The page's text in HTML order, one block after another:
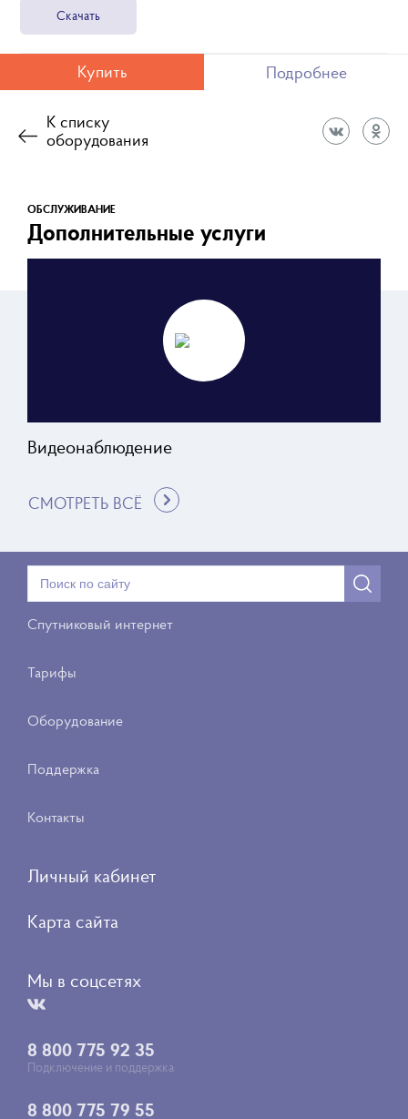
Скачать
Купить Подробнее
К списку
оборудования
ОБСЛУЖИВАНИЕ
Дополнительные услуги
Видеонаблюдение
СМОТРЕТЬ ВСЁ
Спутниковый интернет
Тарифы
Оборудование
Поддержка
Контакты
Личный кабинет
Карта сайта
Мы в соцсетях
8 800 775 92 35
Подключение и поддержка
8 800 775 79 55